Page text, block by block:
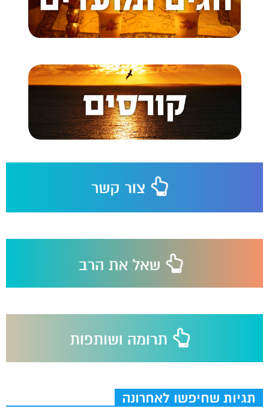
תגיות שחיפשו לאחרונה